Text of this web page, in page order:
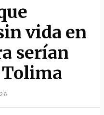
vida en
serían